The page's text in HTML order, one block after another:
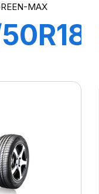
MAX
4X4